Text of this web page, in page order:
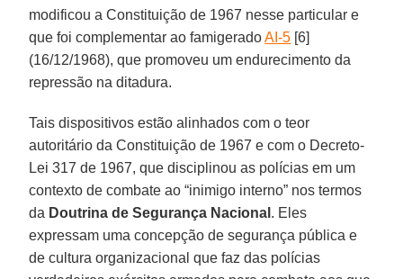
modificou a Constituição de 1967 nesse particular e
que foi complementar ao famigeradoAI-5 [6]
(16/12/1968), que promoveu um endurecimento da
repressão na ditadura.
Tais dispositivos estão alinhados com o teor
autoritário da Constituição de 1967 e com o Decreto-
Lei 317 de 1967, que disciplinou as polícias em um
contexto de combate ao “inimigo interno” nos termos
da Doutrina de Segurança Nacional . Eles
expressam uma concepção de segurança pública e
de cultura organizacional que faz das polícias